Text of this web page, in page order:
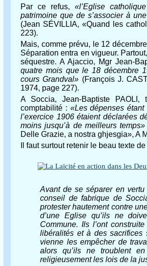
Par ce refus, «l’Eglise
patrimoine que de s’associer à
(Jean SÉVILLIA, «Quand les
223).
Mais, comme prévu, le 12
Séparation entra en vigueur.
séquestre. A Ajaccio, Mgr Jean-
quatre mois que le 18 décembre
cours Grandval» (François J.
1974, page 227).
A Soccia, Jean-Baptiste
comptabilité : «Les dépenses
l’exercice 1906 étaient déclarées
moins jusqu’à de meilleurs temps»
Delle Grazie, a nostra ghjesgia», A
Il faut surtout retenir le beau texte
Avant de se séparer en
conseil de fabrique de
protester hautement contre
d’une Eglise qu’ils ne
Commune. Ils l’ont
libéralités et à des sacrifices
vienne les empêcher de
alors qu’ils ne troublent
religieusement les lois de la